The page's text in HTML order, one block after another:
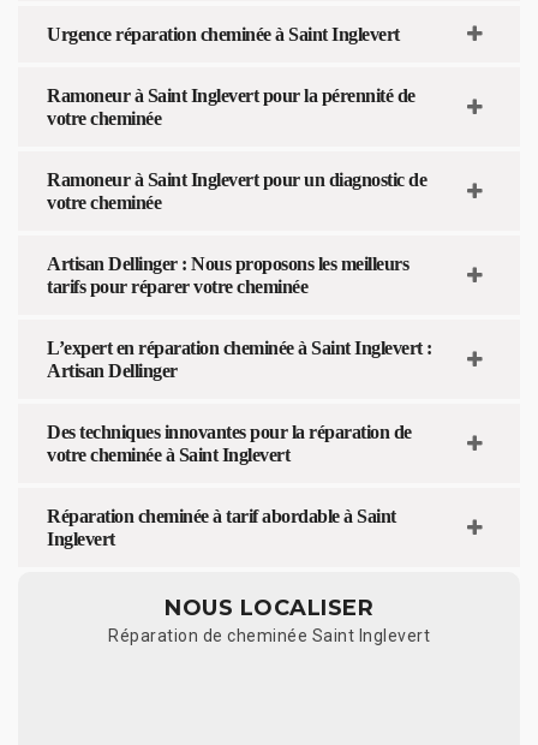
Urgence réparation cheminée à Saint Inglevert
Ramoneur à Saint Inglevert pour la pérennité de
votre cheminée
Ramoneur à Saint Inglevert pour un diagnostic de
votre cheminée
Artisan Dellinger : Nous proposons les meilleurs
tarifs pour réparer votre cheminée
L’expert en réparation cheminée à Saint Inglevert :
Artisan Dellinger
Des techniques innovantes pour la réparation de
votre cheminée à Saint Inglevert
Réparation cheminée à tarif abordable à Saint
Inglevert
NOUS LOCALISER
Réparation de cheminée Saint Inglevert